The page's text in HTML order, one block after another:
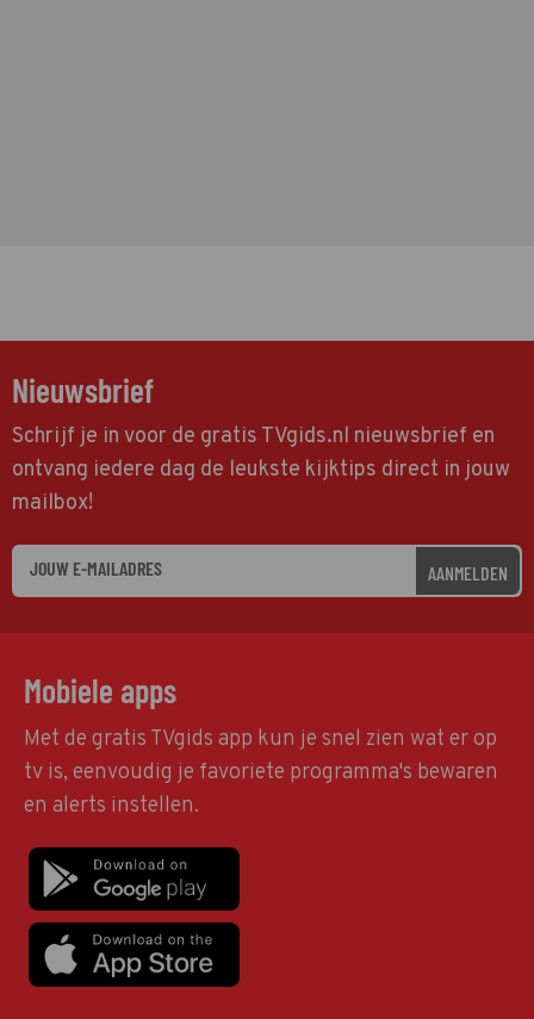
Nieuwsbrief
Schrijf je in voor de gratis TVgids.nl nieuwsbrief en
ontvang iedere dag de leukste kijktips direct in jouw
mailbox!
AANMELDEN
Mobiele apps
Met de gratis TVgids app kun je snel zien wat er op
tv is, eenvoudig je favoriete programma's bewaren
en alerts instellen.